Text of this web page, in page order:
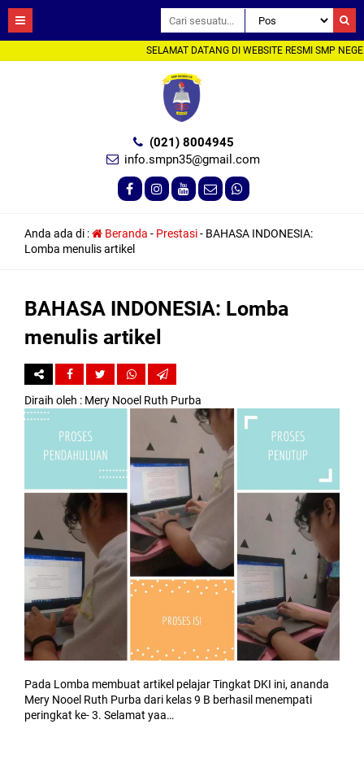
SELAMAT DATANG DI WEBSITE RESMI SMP
(021) 8004945
info.smpn35@gmail.com
Anda ada di : Beranda - Prestasi- BAHASA INDONESIA:
Lomba menulis artikel
BAHASA INDONESIA: Lomba
menulis artikel
Diraih oleh : Mery Nooel Ruth Purba
Pada Lomba membuat artikel pelajar Tingkat DKI ini, ananda
Mery Nooel Ruth Purba dari kelas 9 B berhasil menempati
peringkat ke- 3. Selamat yaa…